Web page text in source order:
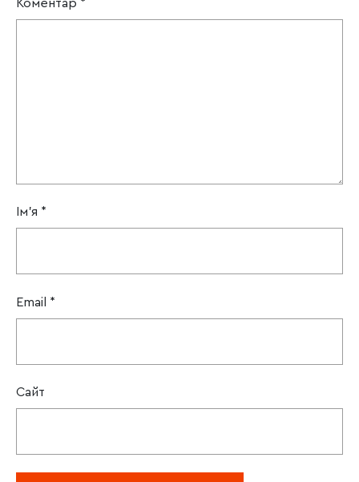
Коментар *
Ім'я *
Email *
Сайт